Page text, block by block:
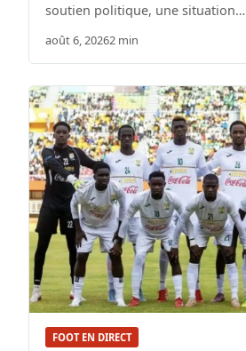
soutien politique, une situation…
août 6, 20262 min
FOOT EN DIRECT